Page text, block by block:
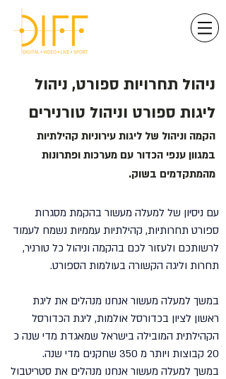
ניהול תחרויות ספורט, ניהול
ליגות ספורט וניהול טורנירים
הקמה וניהול של ליגות עירוניות קהילתיות
במגוון ענפי הכדור עם מערכות ופתרונות
מהמתקדמים בשוק.
עם ניסיון של למעלה מעשור בהקמת מסגרות
ספורט תחרותיות, קהילתיות עממיות נשמח לעמוד
לרשותכם ולעזור לכם בהקמה וניהול כל טורניר,
תחרות וליגה הקשורה בעולמות הספורט.
במשך למעלה מעשור אנחנו מנהלים את ליגת
ראשון לציון בכדורסל אולמות, ליגת הכדורסל
הקהילתית המובילה בישראל שמאגדת מדי שנה כ
20 קבוצות ויותר מ 350 שחקנים מדי שנה.
במשך למעלה מעשור אנחנו מנהלים את סטריטבול